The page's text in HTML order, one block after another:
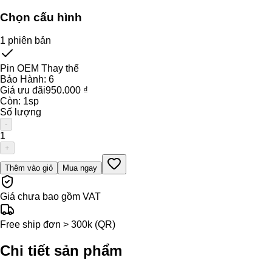
Chọn cấu hình
1 phiên bản
Pin OEM Thay thế
Bảo Hành: 6
Giá ưu đãi950.000 ₫
Còn: 1sp
Số lượng
-
1
+
Thêm vào giỏ Mua ngay
Giá chưa bao gồm VAT
Free ship đơn > 300k (QR)
Chi tiết sản phẩm